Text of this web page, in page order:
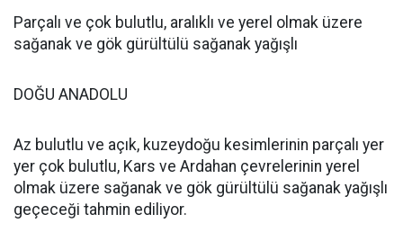
Parçalı ve çok bulutlu, aralıklı ve yerel olmak üzere
sağanak ve gök gürültülü sağanak yağışlı
DOĞU ANADOLU
Az bulutlu ve açık, kuzeydoğu kesimlerinin parçalı yer
yer çok bulutlu, Kars ve Ardahan çevrelerinin yerel
olmak üzere sağanak ve gök gürültülü sağanak yağışlı
geçeceği tahmin ediliyor.